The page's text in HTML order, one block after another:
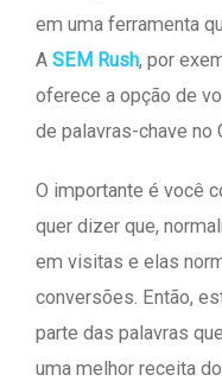
em uma ferramenta
A SEM Rush, por
oferece a opção de
de palavras-chave no
O importante é você
quer dizer que,
em visitas e elas
conversões. Então,
parte das palavras
uma melhor receita